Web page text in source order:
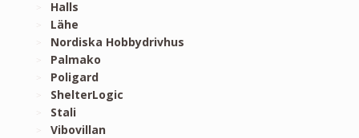
Halls
Lähe
Nordiska Hobbydrivhus
Palmako
Poligard
ShelterLogic
Stali
Vibovillan